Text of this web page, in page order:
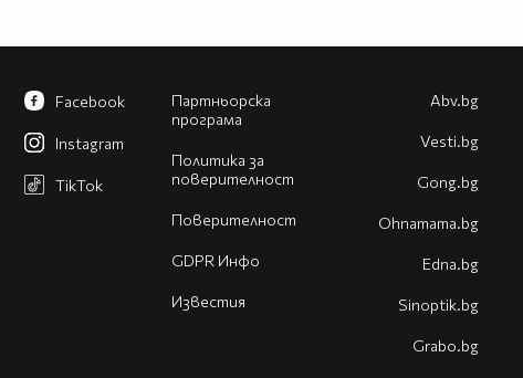
Партньорска
програма
Политика за
поверителност
Поверителност
GDPR Инфо
Известия
Facebook
Instagram
TikTok
Abv.bg
Vesti.bg
Gong.bg
Оhnamama.bg
Edna.bg
Sinoptik.bg
Grabo.bg